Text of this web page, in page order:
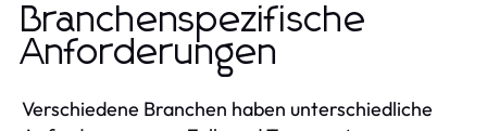
Branchenspezifische
Anforderungen
Verschiedene Branchen haben unterschiedliche